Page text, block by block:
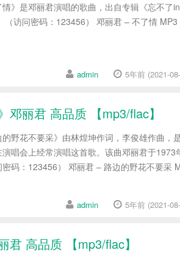
情》是邓丽君演唱的歌曲，出自专辑《忘不
（访问密码：123456） 邓丽君 – 不了情
admin 5年前 (2021-
邓丽君 高品质 【mp3/flac】
的野花不要采》由林煌坤作词，李俊雄作曲
演唱会上经常演唱这首歌。该曲邓丽君于1973
密码：123456） 邓丽君 – 路边的野花不要采
admin 5年前 (2021-
君 高品质 【mp3/flac】